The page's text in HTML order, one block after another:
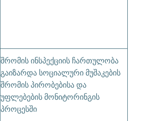
შრომის ინსპექციის ჩართულობა
გაიზარდა სოციალური მუშაკების
შრომის პირობებისა და
უფლებების მონიტორინგის
პროცესში